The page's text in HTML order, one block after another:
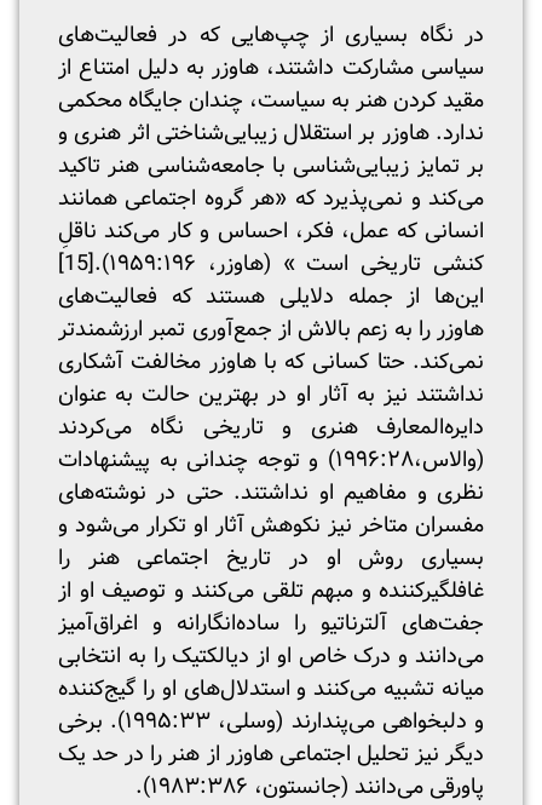
در نگاه بسیاری از چپ‌هایی که در فعالیت‌های
سیاسی مشارکت داشتند، هاوزر به دلیل امتناع از
مقید کردن هنر به سیاست، چندان جایگاه محکمی
ندارد. هاوزر بر استقلال زیبایی‌شناختی اثر هنری و
بر تمایز زیبایی‌شناسی با جامعه‌شناسی هنر تاکید
می‌کند و نمی‌پذیرد که «هر گروه‌ اجتماعی همانند
انسانی که عمل، فکر، احساس و کار می‌کند ناقلِ
کنشی تاریخی است » (هاوزر، ۱۹۵۹:۱۹۶).
[15]
این‌ها از جمله دلایلی هستند که فعالیت‌های
هاوزر را به زعم بالاش از جمع‌آوری تمبر ارزشمندتر
نمی‌کند. حتا کسانی که با هاوزر مخالفت آشکاری
نداشتند نیز به آثار او در بهترین حالت به عنوان
دایره‌المعارف هنری و تاریخی نگاه می‌کردند
(والاس،۱۹۹۶:۲۸) و توجه چندانی به پیشنهادات
نظری و مفاهیم او نداشتند. حتی در نوشته‌های
مفسران متاخر نیز نکوهش آثار او تکرار می‌شود و
بسیاری روش او در تاریخ اجتماعی هنر را
غافلگیر‌کننده و مبهم تلقی می‌کنند و توصیف او از
جفت‌های آلترناتیو را ساده‌انگارانه و اغراق‌آمیز
می‌دانند و درک خاص او از دیالکتیک را به انتخابی
میانه تشبیه می‌کنند و استدلال‌های او را گیج‌کننده
و دلبخواهی می‌پندارند (وسلی، ۱۹۹۵:۳۳). برخی
دیگر نیز تحلیل اجتماعی هاوزر از هنر را در حد یک
پاورقی می‌دانند (جانستون، ۱۹۸۳:۳۸۶).